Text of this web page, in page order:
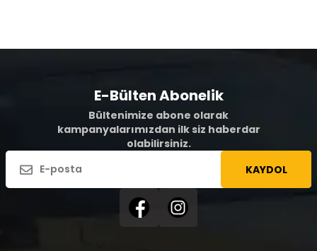
E-Bülten Abonelik
Bültenimize abone olarak
kampanyalarımızdan ilk siz haberdar
olabilirsiniz.
KAYDOL